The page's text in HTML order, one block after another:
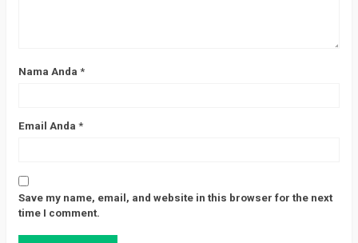
Nama Anda *
Email Anda *
Save my name, email, and website in this browser for the next
time I comment.